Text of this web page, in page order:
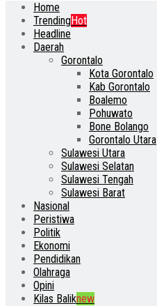
Home
TrendingHot
Headline
Daerah
Gorontalo
Kota Gorontalo
Kab Gorontalo
Boalemo
Pohuwato
Bone Bolango
Gorontalo Utara
Sulawesi Utara
Sulawesi Selatan
Sulawesi Tengah
Sulawesi Barat
Nasional
Peristiwa
Politik
Ekonomi
Pendidikan
Olahraga
Opini
Kilas Baliknew